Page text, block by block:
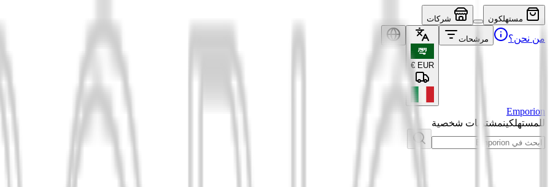
مستهلكون شركات
من نحن؟ مرشحات
EUR
€
Emporion
للمستهلكينمشتريات شخصية